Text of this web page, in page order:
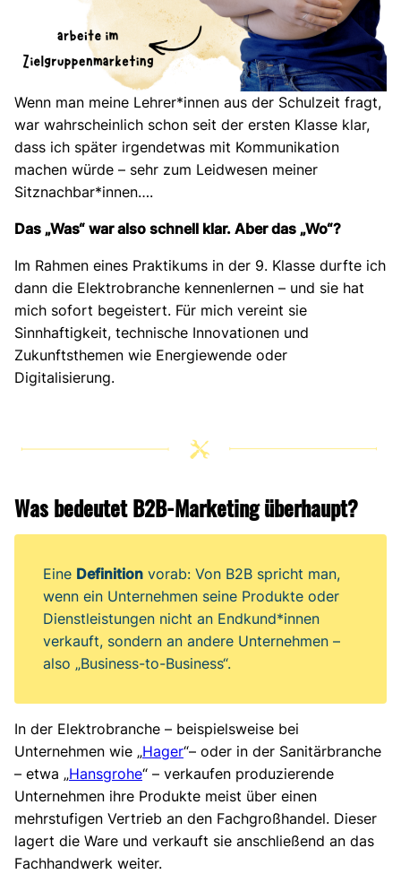
Wenn man meine Lehrer*innen aus der Schulzeit fragt,
war wahrscheinlich schon seit der ersten Klasse klar,
dass ich später irgendetwas mit Kommunikation
machen würde – sehr zum Leidwesen meiner
Sitznachbar*innen….
Das „Was“ war also schnell klar. Aber das „Wo“?
Im Rahmen eines Praktikums in der 9. Klasse durfte ich
dann die Elektrobranche kennenlernen – und sie hat
mich sofort begeistert. Für mich vereint sie
Sinnhaftigkeit, technische Innovationen und
Zukunftsthemen wie Energiewende oder
Digitalisierung.
Was bedeutet B2B-Marketing überhaupt?
Eine Definition vorab: Von B2B spricht man,
wenn ein Unternehmen seine Produkte oder
Dienstleistungen nicht an Endkund*innen
verkauft, sondern an andere Unternehmen –
also „Business-to-Business“.
In der Elektrobranche – beispielsweise bei
Unternehmen wie „Hager“– oder in der Sanitärbranche
– etwa „Hansgrohe“ – verkaufen produzierende
Unternehmen ihre Produkte meist über einen
mehrstufigen Vertrieb an den Fachgroßhandel. Dieser
lagert die Ware und verkauft sie anschließend an das
Fachhandwerk weiter.